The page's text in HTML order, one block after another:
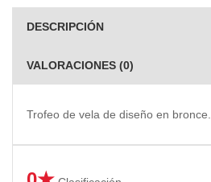
DESCRIPCIÓN
VALORACIONES (0)
Trofeo de vela de diseño en bronce.